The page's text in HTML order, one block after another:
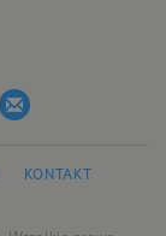
KONTAKT